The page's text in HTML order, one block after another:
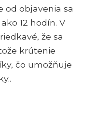
od objavenia sa
12 hodín. V
že sa
krútenie
čo umožňuje